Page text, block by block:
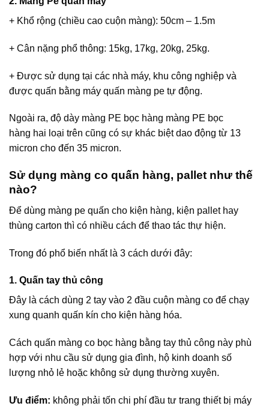
+ Khổ rộng (chiều cao cuộn màng): 50cm – 1.5m
+ Cân nặng phổ thông: 15kg, 17kg, 20kg, 25kg.
+ Được sử dụng tại các nhà máy, khu công nghiệp và
được quấn bằng máy quấn màng pe tự động.
Ngoài ra, độ dày màng PE bọc hàng màng PE bọc
hàng hai loại trên cũng có sự khác biệt dao động từ 13
micron cho đến 35 micron.
Sử dụng màng co quấn hàng, pallet như thế
nào?
Để dùng màng pe quấn cho kiện hàng, kiện pallet hay
thùng carton thì có nhiều cách để thao tác thự hiện.
Trong đó phổ biến nhất là 3 cách dưới đây:
1. Quấn tay thủ công
Đây là cách dùng 2 tay vào 2 đầu cuộn màng co để chạy
xung quanh quấn kín cho kiện hàng hóa.
Cách quấn màng co bọc hàng bằng tay thủ công này phù
hợp với nhu cầu sử dụng gia đình, hộ kinh doanh số
lượng nhỏ lẻ hoặc không sử dụng thường xuyên.
Ưu điểm: không phải tốn chi phí đầu tư trang thiết bị máy